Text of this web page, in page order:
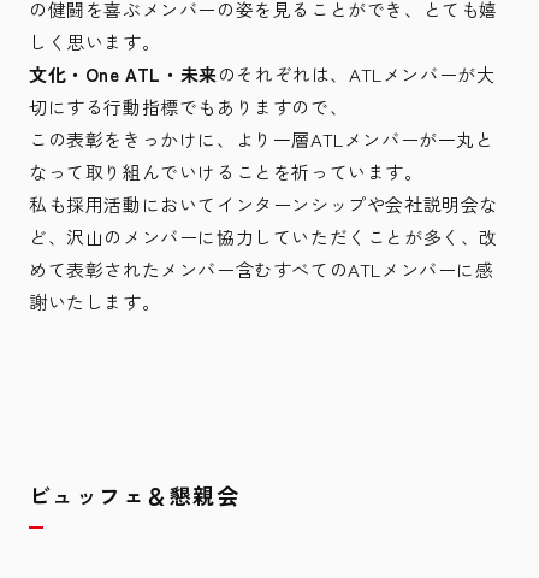
の健闘を喜ぶメンバーの姿を見ることができ、とても嬉
しく思います。
文化・One ATL・未来のそれぞれは、ATLメンバーが大
切にする行動指標でもありますので、
この表彰をきっかけに、より一層ATLメンバーが一丸と
なって取り組んでいけることを祈っています。
私も採用活動においてインターンシップや会社説明会な
ど、沢山のメンバーに協力していただくことが多く、改
めて表彰されたメンバー含むすべてのATLメンバーに感
謝いたします。
ビュッフェ＆懇親会